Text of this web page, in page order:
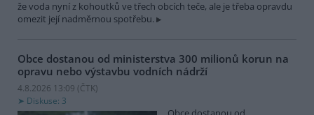
že voda nyní z kohoutků ve třech obcích teče, ale je třeba opravdu
omezit její nadměrnou spotřebu.
Obce dostanou od ministerstva 300 milionů korun na
opravu nebo výstavbu vodních nádrží
4.8.2026 13:09 (ČTK)
Diskuse: 3